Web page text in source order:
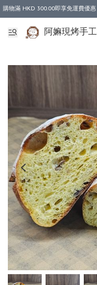
購物滿 HKD 300.00即享免運費優
阿嫲現烤手